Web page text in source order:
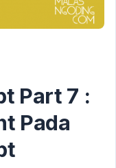
Part 7 :
Pada